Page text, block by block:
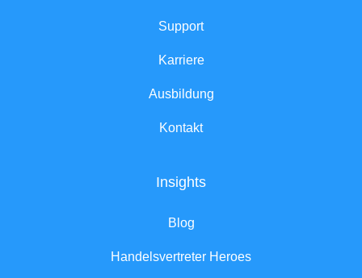
Support
Karriere
Ausbildung
Kontakt
Insights
Blog
Handelsvertreter Heroes